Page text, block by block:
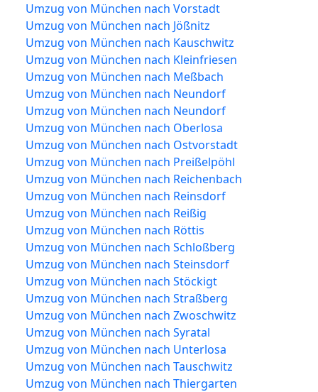
Umzug von München nach Vorstadt
Umzug von München nach Jößnitz
Umzug von München nach Kauschwitz
Umzug von München nach Kleinfriesen
Umzug von München nach Meßbach
Umzug von München nach Neundorf
Umzug von München nach Neundorf
Umzug von München nach Oberlosa
Umzug von München nach Ostvorstadt
Umzug von München nach Preißelpöhl
Umzug von München nach Reichenbach
Umzug von München nach Reinsdorf
Umzug von München nach Reißig
Umzug von München nach Röttis
Umzug von München nach Schloßberg
Umzug von München nach Steinsdorf
Umzug von München nach Stöckigt
Umzug von München nach Straßberg
Umzug von München nach Zwoschwitz
Umzug von München nach Syratal
Umzug von München nach Unterlosa
Umzug von München nach Tauschwitz
Umzug von München nach Thiergarten